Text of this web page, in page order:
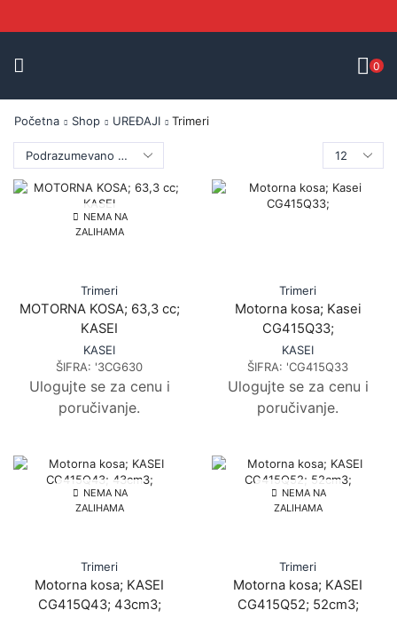
0
Početna Shop UREĐAJI Trimeri
NEMA NA
ZALIHAMA
Trimeri
MOTORNA KOSA; 63,3 cc;
KASEI
KASEI
ŠIFRA: '3CG630
Ulogujte se za cenu i
poručivanje.
Trimeri
Motorna kosa; Kasei
CG415Q33;
KASEI
ŠIFRA: 'CG415Q33
Ulogujte se za cenu i
poručivanje.
NEMA NA
ZALIHAMA
Trimeri
Motorna kosa; KASEI
CG415Q43; 43cm3;
NEMA NA
ZALIHAMA
Trimeri
Motorna kosa; KASEI
CG415Q52; 52cm3;